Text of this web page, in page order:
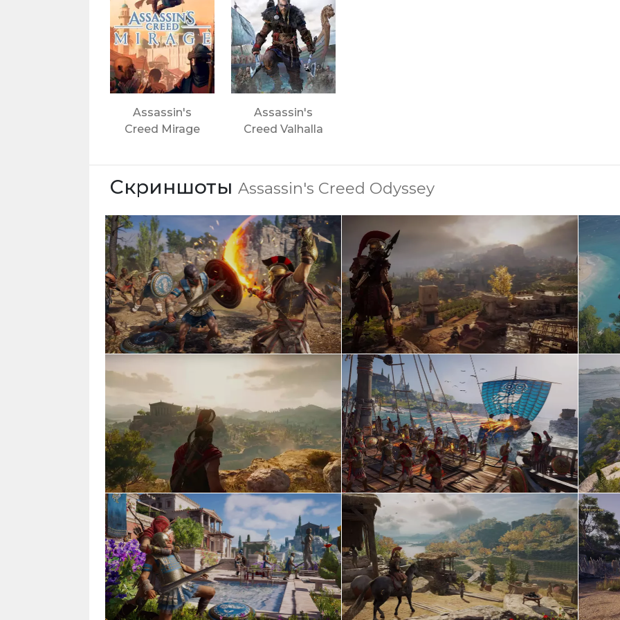
Assassin's
Creed Mirage
Assassin's
Creed Valhalla
Скриншоты Assassin's Creed Odyssey